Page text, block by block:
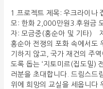
1.프로젝트 제목: 우크라이나
모: 한화 2,000만원3.후원금
자: 모금중(홍순아 및 기타)
홍순아 전쟁의 포화 속에서도
기하지 않고, 국가 재건의 주
도록 돕는 ‘지토미르(집도밀)
러분을 초대합니다. 드림스드
위에 희망의 교실을 세웁니다